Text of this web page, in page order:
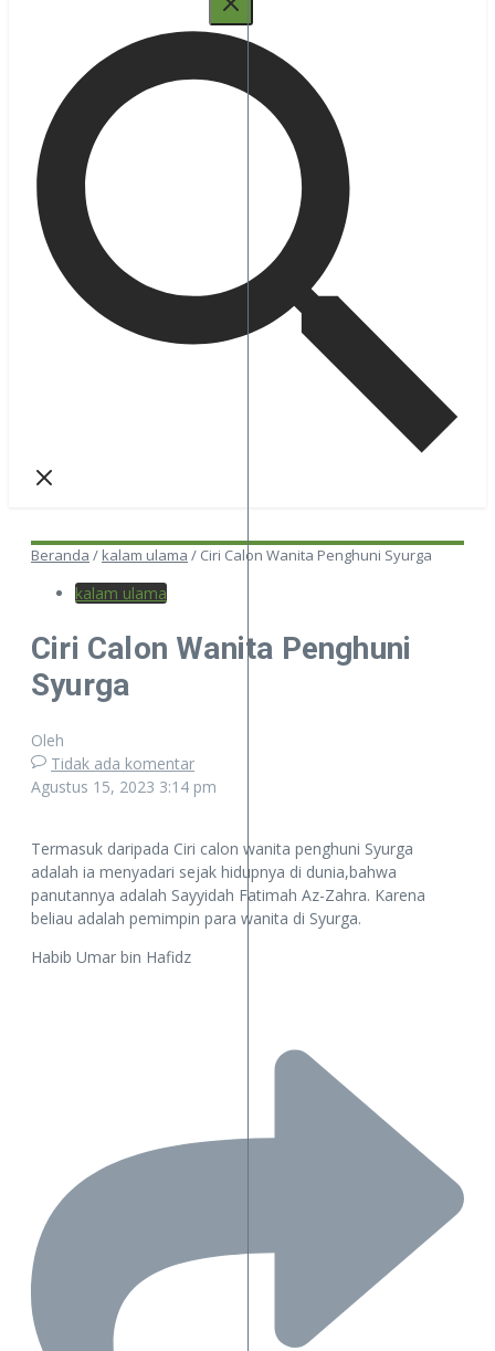
Beranda / kalam ulama / Ciri Calon Wanita Penghuni Syurga
kalam ulama
Ciri Calon Wanita Penghuni
Syurga
Oleh
Tidak ada komentar
Agustus 15, 2023 3:14 pm
Termasuk daripada Ciri calon wanita penghuni Syurga
adalah ia menyadari sejak hidupnya di dunia,bahwa
panutannya adalah Sayyidah Fatimah Az-Zahra. Karena
beliau adalah pemimpin para wanita di Syurga.
Habib Umar bin Hafidz